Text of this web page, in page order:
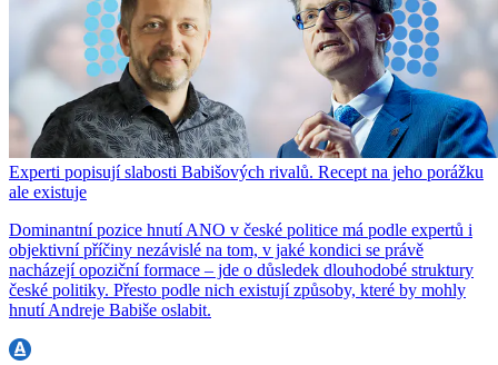
Experti popisují slabosti Babišových rivalů. Recept na jeho porážku
ale existuje
Dominantní pozice hnutí ANO v české politice má podle expertů i
objektivní příčiny nezávislé na tom, v jaké kondici se právě
nacházejí opoziční formace – jde o důsledek dlouhodobé struktury
české politiky. Přesto podle nich existují způsoby, které by mohly
hnutí Andreje Babiše oslabit.